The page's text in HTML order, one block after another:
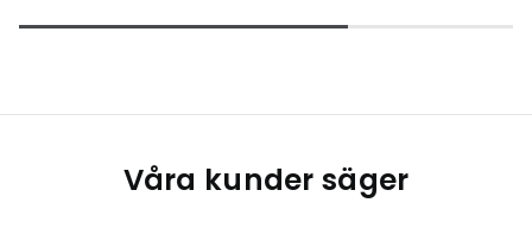
Våra kunder säger